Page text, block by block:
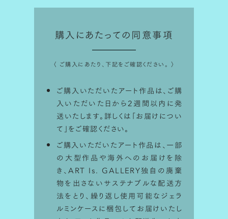
購入にあたっての同意事項
〈 ご購入にあたり、下記をご確認ください。 〉
ご購入いただいたアート作品は、ご購
入いただいた日から2週間以内に発
送いたします。詳しくは「お届けについ
て 」をご確認ください。
ご購入いただいたアート作品は、一部
の大型作品や海外へのお届けを除
き、ART Is. GALLERY独自の廃棄
物を出さないサステナブルな配送方
法をとり、繰り返し使用可能なジェラ
ルミンケースに梱包してお届けいたし